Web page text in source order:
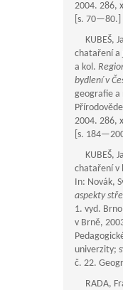
2004. 286,
[s. 70—80.]
KUBEŠ,
chataření a
a kol.
bydlení v
geografie a
2004. 286,
[s.
KUBEŠ,
chataření v
In: Novák,
aspekty
1. vyd.
v Brně,
univerzity;
č. 22.
RADA,